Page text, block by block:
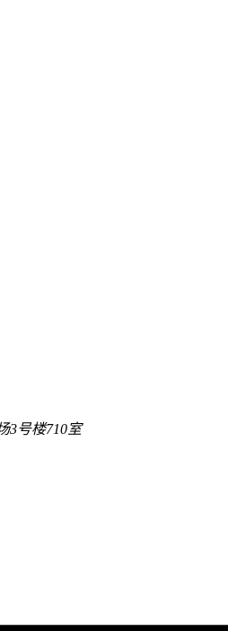
3号楼710室